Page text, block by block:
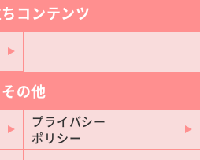
コンテンツ
その他
プライバシー
ポリシー